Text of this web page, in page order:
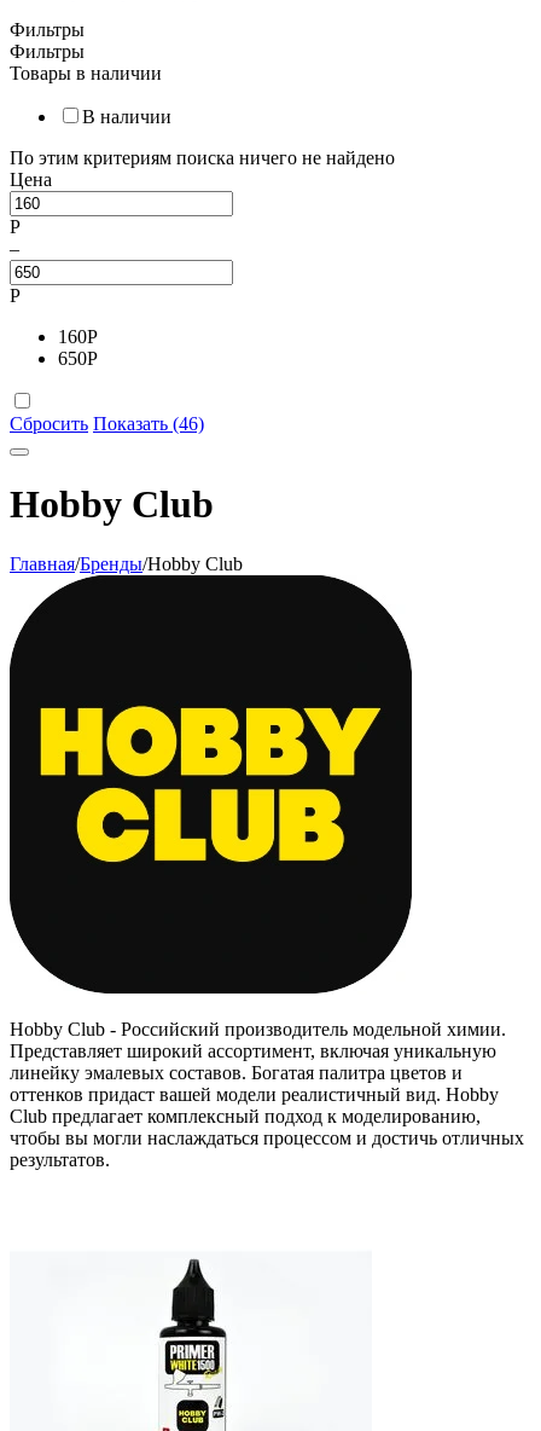
Фильтры
Фильтры
Товары в наличии
В наличии
По этим критериям поиска ничего не найдено
Цена
Р
–
Р
160Р
650Р
Сбросить Показать (46)
Hobby Club
Главная/Бренды/Hobby Club
Hobby Club - Российский производитель модельной химии.
Представляет широкий ассортимент, включая уникальную
линейку эмалевых составов. Богатая палитра цветов и
оттенков придаст вашей модели реалистичный вид. Hobby
Club предлагает комплексный подход к моделированию,
чтобы вы могли наслаждаться процессом и достичь отличных
результатов.